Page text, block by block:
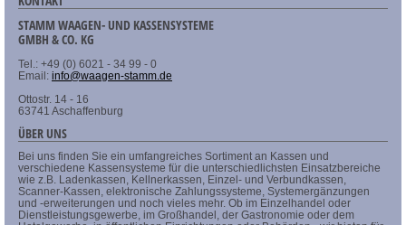
STAMM WAAGEN- UND KASSENSYSTEME
GMBH & CO. KG
Tel.: +49 (0) 6021 - 34 99 - 0
Email: info@waagen-stamm.de
Ottostr. 14 - 16
63741 Aschaffenburg
ÜBER UNS
Bei uns finden Sie ein umfangreiches Sortiment an Kassen und
verschiedene Kassensysteme für die unterschiedlichsten Einsatzbereiche
wie z.B. Ladenkassen, Kellnerkassen, Einzel- und Verbundkassen,
Scanner-Kassen, elektronische Zahlungssysteme, Systemergänzungen
und -erweiterungen und noch vieles mehr. Ob im Einzelhandel oder
Dienstleistungsgewerbe, im Großhandel, der Gastronomie oder dem